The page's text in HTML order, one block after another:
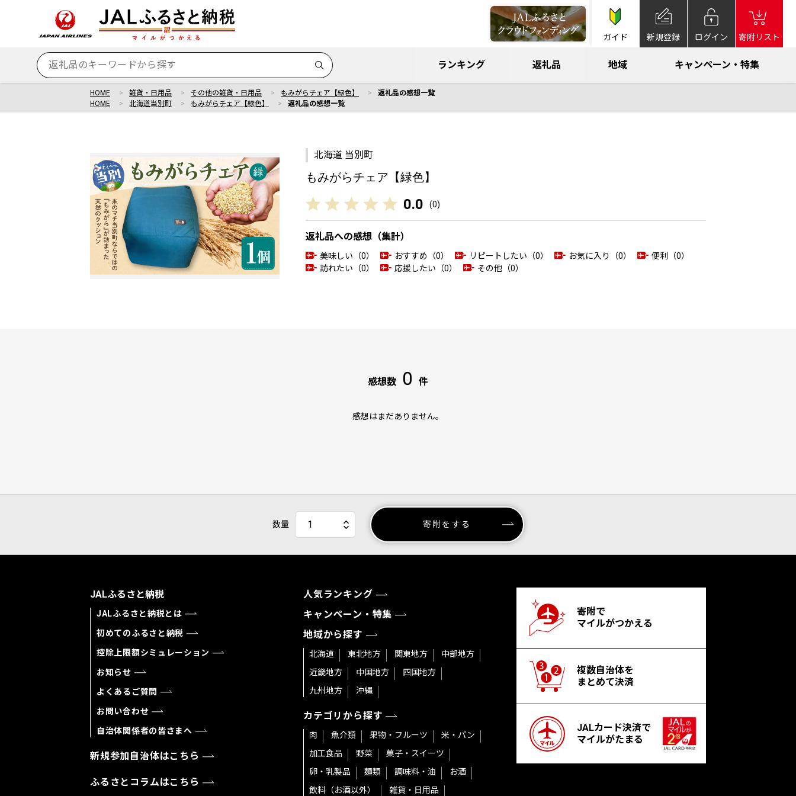
ガイド 新規登録 ログイン 寄附リスト
ランキング 返礼品 地域 キャンペーン・特集
HOME 雑貨・日用品 その他の雑貨・日用品 もみがらチェア【緑色】
返礼品の感想一覧
HOME
北海道当別町 もみがらチェア【緑色】 返礼品の感想一覧
北海道 当別町
もみがらチェア【緑色】
0.0 (0)
返礼品への感想（集計）
美味しい（0） おすすめ（0） リピートしたい（0） お気に入り（0）
便利（0）
訪れたい（0）
応援したい（0） その他（0）
感想数 0 件
感想はまだありません。
数量 寄附をする
JALふるさと納税
JALふるさと納税とは
初めてのふるさと納税
控除上限額シミュレーション
お知らせ
よくあるご質問
お問い合わせ
自治体関係者の皆さまへ
新規参加自治体はこちら
ふるさとコラムはこちら
人気ランキング
キャンペーン・特集
地域から探す
北海道 東北地方 関東地方
中部地方
近畿地方
中国地方
四国地方
九州地方
沖縄
カテゴリから探す
肉 魚介類 果物・フルーツ
米・パン
加工食品
野菜
菓子・スイーツ
卵・乳製品
麺類 調味料・油
お酒
飲料（お酒以外）
雑貨・日用品
寄附で
マイルがつかえる
複数自治体を
まとめて決済
JALカード決済で
マイルがたまる